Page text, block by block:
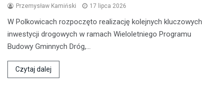
Przemysław Kamiński 17 lipca 2026
W Polkowicach rozpoczęto realizację kolejnych kluczowych
inwestycji drogowych w ramach Wieloletniego Programu
Budowy Gminnych Dróg,…
Czytaj dalej